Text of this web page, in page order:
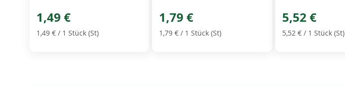
1,49 €
1,49 € / 1 Stück (St)
1,79 €
1,79 € / 1 Stück (St)
5,52 €
5,52 €/ 1 Stück (St)